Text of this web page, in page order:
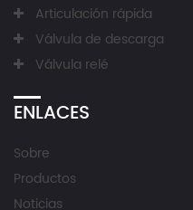
Articulación rápida
Válvula de descarga
Válvula relé
ENLACES
Sobre
Productos
Noticias